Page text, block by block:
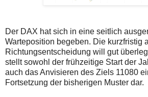
die
Netiquette
oder
ein
Missbrauch
der
Kommentarfunktion
sein.
Post
auch
auf
der
Plattform
wallstreet-
online.de
verfügbar.
Der DAX hat sich in eine seitlich
Warteposition begeben. Die kurzfristig
Richtungsentscheidung will gut
stellt sowohl der frühzeitige Start der
auch das Anvisieren des Ziels 11080
Fortsetzung der bisherigen Muster dar.